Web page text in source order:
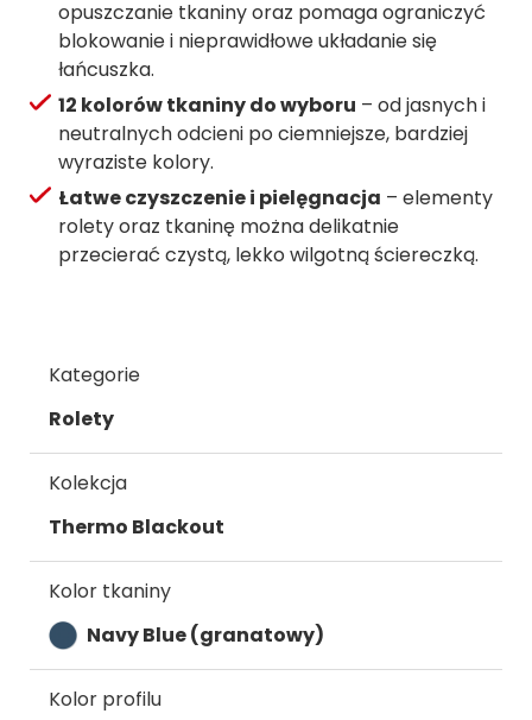
opuszczanie tkaniny oraz pomaga ograniczyć
blokowanie i nieprawidłowe układanie się
łańcuszka.
12 kolorów tkaniny do wyboru – od jasnych i
neutralnych odcieni po ciemniejsze, bardziej
wyraziste kolory.
Łatwe czyszczenie i pielęgnacja – elementy
rolety oraz tkaninę można delikatnie
przecierać czystą, lekko wilgotną ściereczką.
Kategorie
Rolety
Kolekcja
Thermo Blackout
Kolor tkaniny
Navy Blue (granatowy)
Kolor profilu